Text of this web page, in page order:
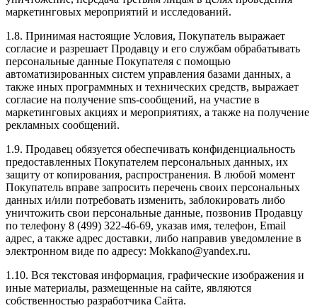
маркетинговых мероприятий и исследований.
1.8. Принимая настоящие Условия, Покупатель выражает
согласие и разрешает Продавцу и его службам обрабатывать
персональные данные Покупателя с помощью
автоматизированных систем управления базами данных, а
также иных программных и технических средств, выражает
согласие на получение sms-сообщений, на участие в
маркетинговых акциях и мероприятиях, а также на получение
рекламных сообщений.
1.9. Продавец обязуется обеспечивать конфиденциальность
предоставленных Покупателем персональных данных, их
защиту от копирования, распространения. В любой момент
Покупатель вправе запросить перечень своих персональных
данных и/или потребовать изменить, заблокировать либо
уничтожить свои персональные данные, позвонив Продавцу
по телефону 8 (499) 322-46-69, указав имя, телефон, Email
адрес, а также адрес доставки, либо направив уведомление в
электронном виде по адресу: Mokkano@yandex.ru.
1.10. Вся текстовая информация, графические изображения и
иные материалы, размещенные на сайте, являются
собственностью разработчика Сайта.